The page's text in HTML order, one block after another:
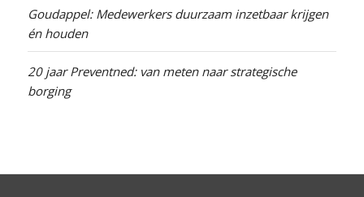
Goudappel: Medewerkers duurzaam inzetbaar krijgen
én houden
20 jaar Preventned: van meten naar strategische
borging